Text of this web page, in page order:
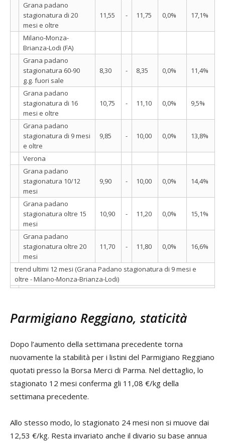
Grana padano
stagionatura di 20
mesi e oltre
11,55 - 11,75 0,0% 17,1%
Milano-Monza-
Brianza-Lodi (FA)
Grana padano
stagionatura 60-90
g.g. fuori sale
8,30 - 8,35 0,0% 11,4%
Grana padano
stagionatura di 16
mesi e oltre
10,75 - 11,10 0,0% 9,5%
Grana padano
stagionatura di 9 mesi
e oltre
9,85 - 10,00 0,0% 13,8%
Verona
Grana padano
stagionatura 10/12
mesi
9,90 - 10,00 0,0% 14,4%
Grana padano
stagionatura oltre 15
mesi
10,90 - 11,20 0,0% 15,1%
Grana padano
stagionatura oltre 20
mesi
11,70 - 11,80 0,0% 16,6%
trend ultimi 12 mesi (Grana Padano stagionatura di 9 mesi e
oltre - Milano-Monza-Brianza-Lodi)
Parmigiano Reggiano, staticità
Dopo l’aumento della settimana precedente torna
nuovamente la stabilità per i listini del Parmigiano Reggiano
quotati presso la Borsa Merci di Parma. Nel dettaglio, lo
stagionato 12 mesi conferma gli 11,08 €/kg della
settimana precedente.
Allo stesso modo, lo stagionato 24 mesi non si muove dai
12,53 €/kg. Resta invariato anche il divario su base annua